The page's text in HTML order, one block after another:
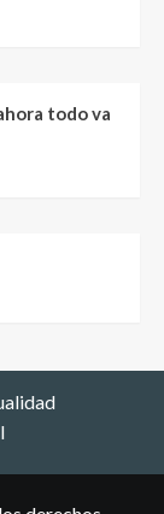
todo va